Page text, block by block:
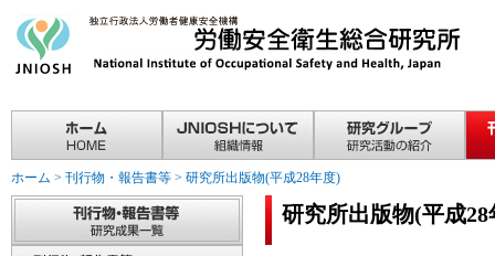
ホーム > 刊行物・報告書等 > 研究所出版物(平成28年度)
研究所出版物(平成28